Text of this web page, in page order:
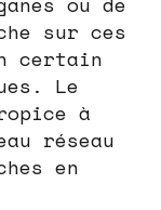
sur ces
certain
Le
à
réseau
en